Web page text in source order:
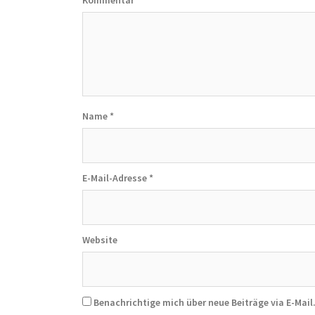
Name *
E-Mail-Adresse *
Website
Benachrichtige mich über neue Beiträge via E-Mail.